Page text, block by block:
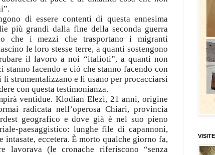
di essere contenti di questa ennesima
più grandi dalla fine della seconda guerra
che i mezzi che trasportano i migranti
le loro stesse terre, a quanti sostengono
il lavoro a noi “italioti”, a quanti non
stanno facendo e ciò che stanno facendo con
li strumentalizzano e li usano per procacciarsi
con questa testimonianza.
ventidue. Klodian Elezi, 21 anni, origine
radicata nell’operosa Chiari, provincia
geografico e dove già è nel suo pieno
paesaggistico: lunghe file di capannoni,
intasate, eccetera. È morto qualche giorno fa,
lavorava (le cronache riferiscono “senza
VISITE